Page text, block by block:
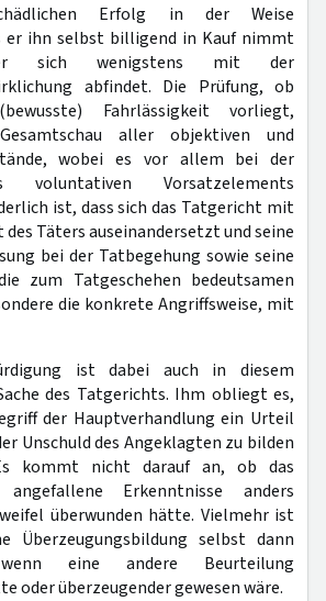
Erfolg in der Weise
er ihn selbst billigend in Kauf nimmt
sich wenigstens mit der
abfindet. Die Prüfung, ob
Fahrlässigkeit vorliegt,
aller objektiven und
wobei es vor allem bei der
voluntativen Vorsatzelements
ist, dass sich das Tatgericht mit
Täters auseinandersetzt und seine
bei der Tatbegehung sowie seine
zum Tatgeschehen bedeutsamen
die konkrete Angriffsweise, mit
ist dabei auch in diesem
des Tatgerichts. Ihm obliegt es,
der Hauptverhandlung ein Urteil
Unschuld des Angeklagten zu bilden
kommt nicht darauf an, ob das
angefallene Erkenntnisse anders
überwunden hätte. Vielmehr ist
Überzeugungsbildung selbst dann
wenn eine andere Beurteilung
oder überzeugender gewesen wäre.